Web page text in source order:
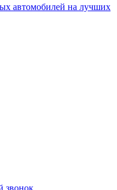
автомобилей на лучших
звонок